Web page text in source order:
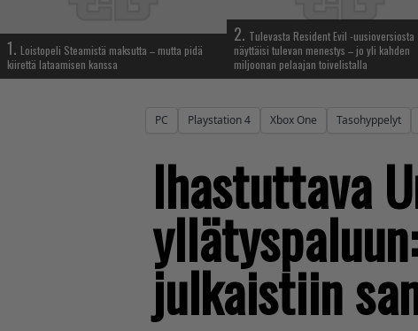
1. Loistopeli Steamistä maksutta – mutta pidä
kiirettä lataamisen kanssa
2. Tulevasta Resident Evil -uusioversiosta
näyttäisi tulevan menestys – jo yli kahden
miljoonan pelaajan toivelistalla
PC Playstation 4 Xbox One Tasohyppelyt
Ihastuttava
julkaistiin